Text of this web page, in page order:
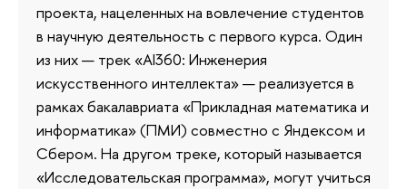
проекта, нацеленных на вовлечение студентов
в научную деятельность с первого курса. Один
из них — трек «AI360: Инженерия
искусственного интеллекта» — реализуется в
рамках бакалавриата «Прикладная математика и
информатика» (ПМИ) совместно с Яндексом и
Сбером. На другом треке, который называется
«Исследовательская программа», могут учиться